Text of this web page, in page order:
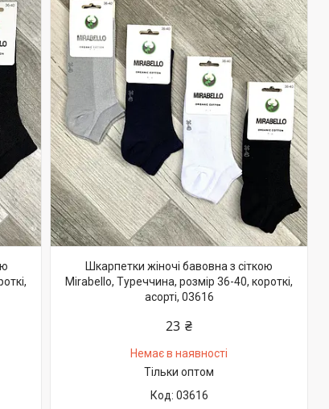
Шкарпетки жіночі бавовна з сіткою
Mirabello, Туреччина, розмір 36-40, короткі,
асорті, 03616
23 ₴
Немає в наявності
Тільки оптом
03616